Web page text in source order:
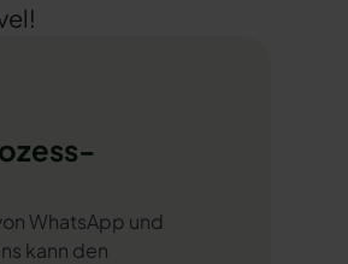
WhatsApp und
kann den